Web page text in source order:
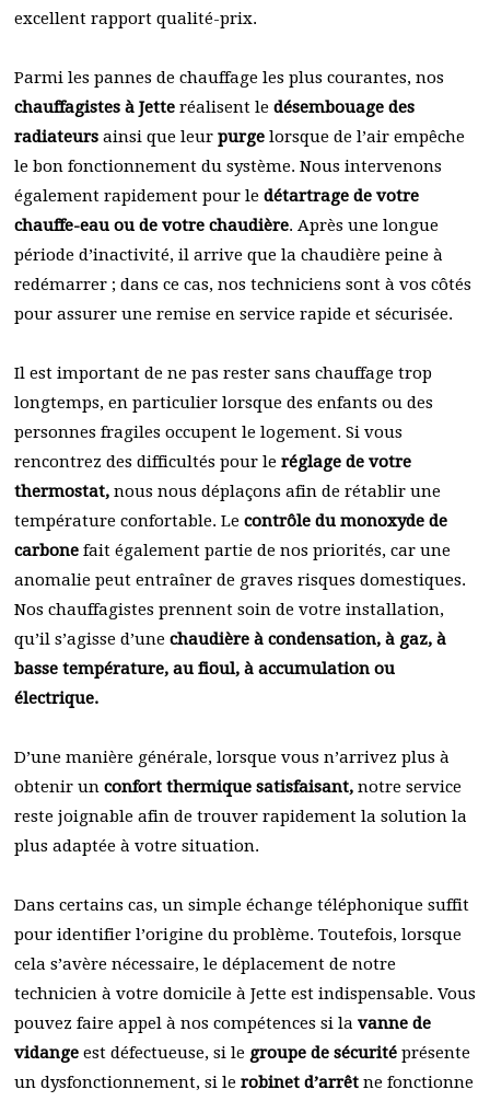
excellent rapport qualité-prix.
Parmi les pannes de chauffage les plus courantes, nos
chauffagistes à Jette réalisent le désembouage des
radiateurs ainsi que leur purge lorsque de l’air empêche
le bon fonctionnement du système. Nous intervenons
également rapidement pour le détartrage de votre
chauffe-eau ou de votre chaudière. Après une longue
période d’inactivité, il arrive que la chaudière peine à
redémarrer ; dans ce cas, nos techniciens sont à vos côtés
pour assurer une remise en service rapide et sécurisée.
Il est important de ne pas rester sans chauffage trop
longtemps, en particulier lorsque des enfants ou des
personnes fragiles occupent le logement. Si vous
rencontrez des difficultés pour le réglage de votre
thermostat, nous nous déplaçons afin de rétablir une
température confortable. Le contrôle du monoxyde de
carbone fait également partie de nos priorités, car une
anomalie peut entraîner de graves risques domestiques.
Nos chauffagistes prennent soin de votre installation,
qu’il s’agisse d’une chaudière à condensation, à gaz, à
basse température, au fioul, à accumulation ou
électrique.
D’une manière générale, lorsque vous n’arrivez plus à
obtenir un confort thermique satisfaisant, notre service
reste joignable afin de trouver rapidement la solution la
plus adaptée à votre situation.
Dans certains cas, un simple échange téléphonique suffit
pour identifier l’origine du problème. Toutefois, lorsque
cela s’avère nécessaire, le déplacement de notre
technicien à votre domicile à Jette est indispensable. Vous
pouvez faire appel à nos compétences si la vanne de
vidange est défectueuse, si le groupe de sécurité présente
un dysfonctionnement, si le robinet d’arrêt ne fonctionne